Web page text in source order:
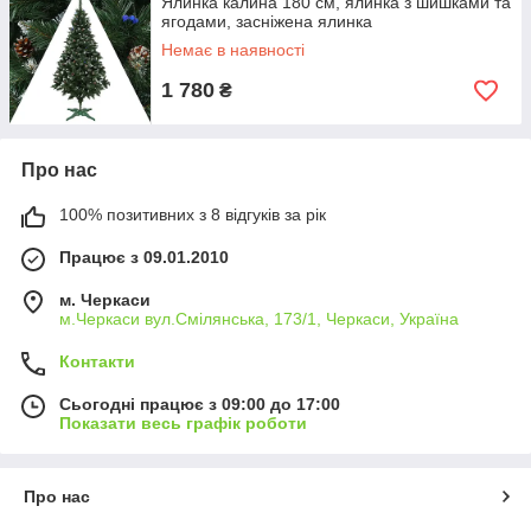
ягодами, засніжена ялинка
Немає в наявності
1 780 ₴
Про нас
100% позитивних з 8 відгуків за рік
Працює з 09.01.2010
м. Черкаси
м.Черкаси вул.Смілянська, 173/1, Черкаси, Україна
Контакти
Сьогодні працює з 09:00 до 17:00
Показати весь графік роботи
Про нас